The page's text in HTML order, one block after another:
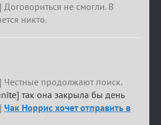
не смогли. В
никто.
продолжают поиск.
так она закрыла бы день
Чак Норрис хочет отправить в